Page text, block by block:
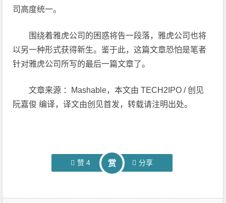
司高度统一。
围绕着雅虎公司的困惑将告一段落，雅虎公司也将
以另一种形式获得新生。鉴于此，这篇文章恐怕是笔者
针对雅虎公司所写的最后一篇文章了。
文章来源 ：Mashable，本文由 TECH2IPO / 创见
阮嘉俊 编译，译文由创见首发，转载请注明出处。
赞4 赏 分享